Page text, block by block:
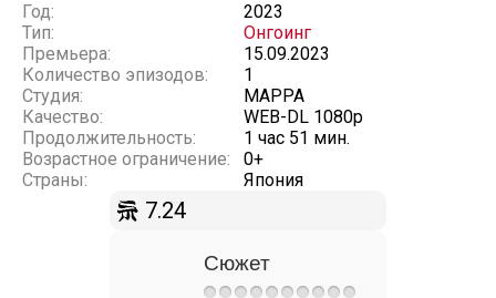
Год:
2023
Тип:
Онгоинг
Премьера:
15.09.2023
Количество эпизодов:
1
Студия:
MAPPA
Качество:
WEB-DL 1080p
Продолжительность:
1 час 51 мин.
Возрастное ограничение:
0+
Страны:
Япония
7.24
Сюжет